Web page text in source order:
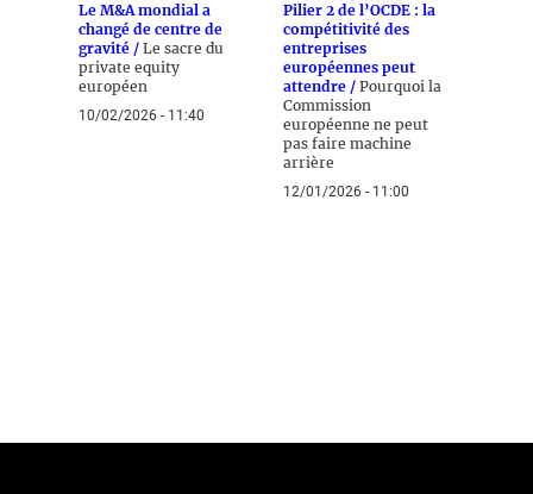
Le M&A mondial a
changé de centre de
gravité / Le sacre du
private equity
européen
10/02/2026 - 11:40
Pilier 2 de l’OCDE : la
compétitivité des
entreprises
européennes peut
attendre / Pourquoi la
Commission
européenne ne peut
pas faire machine
arrière
12/01/2026 - 11:00